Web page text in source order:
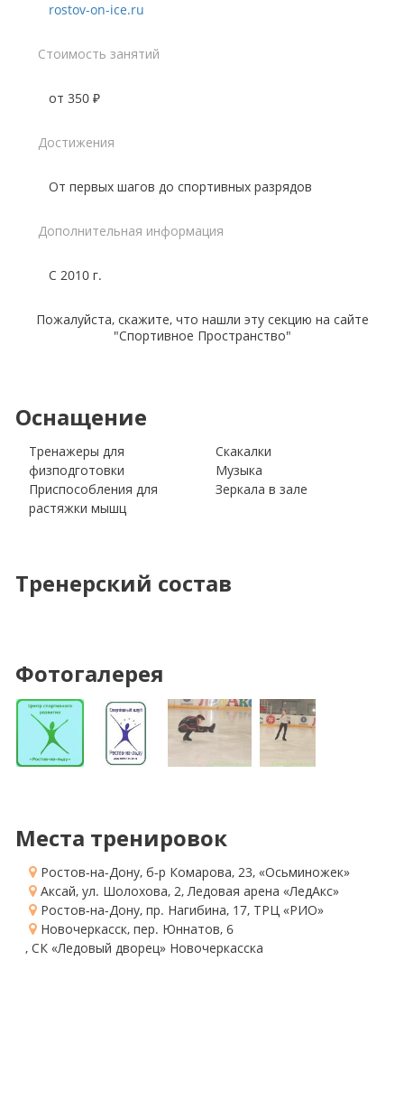
rostov-on-ice.ru
Стоимость занятий
от 350 ₽
Достижения
От первых шагов до спортивных разрядов
Дополнительная информация
С 2010 г.
Пожалуйста, скажите, что нашли эту секцию на сайте
"Спортивное Пространство"
Оснащение
Тренажеры для
физподготовки
Скакалки
Музыка
Приспособления для
растяжки мышц
Зеркала в зале
Тренерский состав
Фотогалерея
Места тренировок
Ростов-на-Дону, б-р Комарова, 23, «Осьминожек»
Аксай, ул. Шолохова, 2, Ледовая арена «ЛедАкс»
Ростов-на-Дону, пр. Нагибина, 17, ТРЦ «РИО»
Новочеркасск, пер. Юннатов, 6
, СК «Ледовый дворец» Новочеркасска